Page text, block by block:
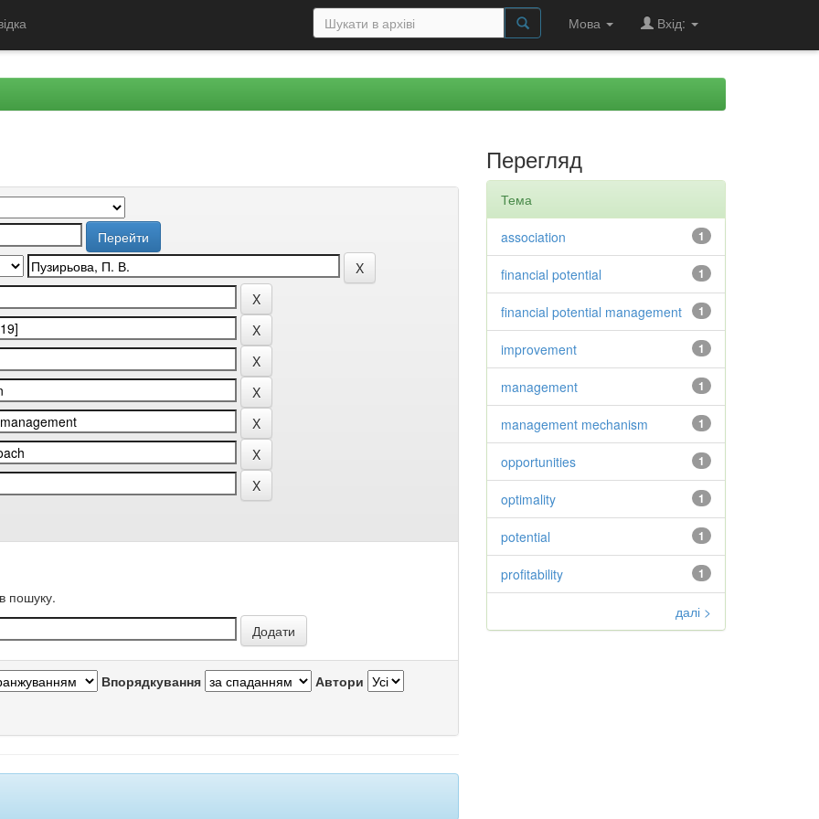
Мова Вхід:
пошуку.
Впорядкування Автори
Перегляд
Тема
1
association
1
financial potential
1
financial potential management
1
improvement
1
management
1
management mechanism
1
opportunities
1
optimality
1
potential
1
profitability
далі >